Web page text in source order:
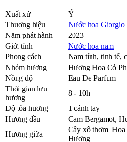
Xuất xứ
Ý
Thương hiệu
Nước hoa Giorgio
Năm phát hành
2023
Giới tính
Nước hoa nam
Phong cách
Nam tính, tinh tế,
Nhóm hương
Hương Hoa Cỏ
Nồng độ
Eau De Parfum
Thời gian lưu
hương
8 - 10h
Độ tỏa hương
1 cánh tay
Hương đầu
Cam Bergamot,
Hương giữa
Cây xô thơm, Hoa
Hương